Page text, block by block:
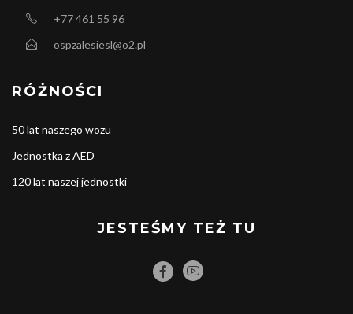
+77 461 55 96
ospzalesiesl@o2.pl
RÓŻNOŚCI
50 lat naszego wozu
Jednostka z AED
120 lat naszej jednostki
JESTEŚMY TEŻ TU